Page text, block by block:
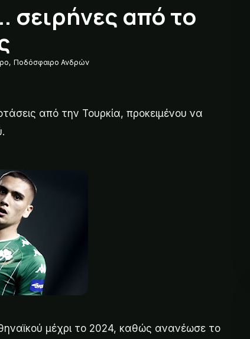
σειρήνες από το
, Ποδόσφαιρο Ανδρών
από την Τουρκία, προκειμένου να
μέχρι το 2024, καθώς ανανέωσε το